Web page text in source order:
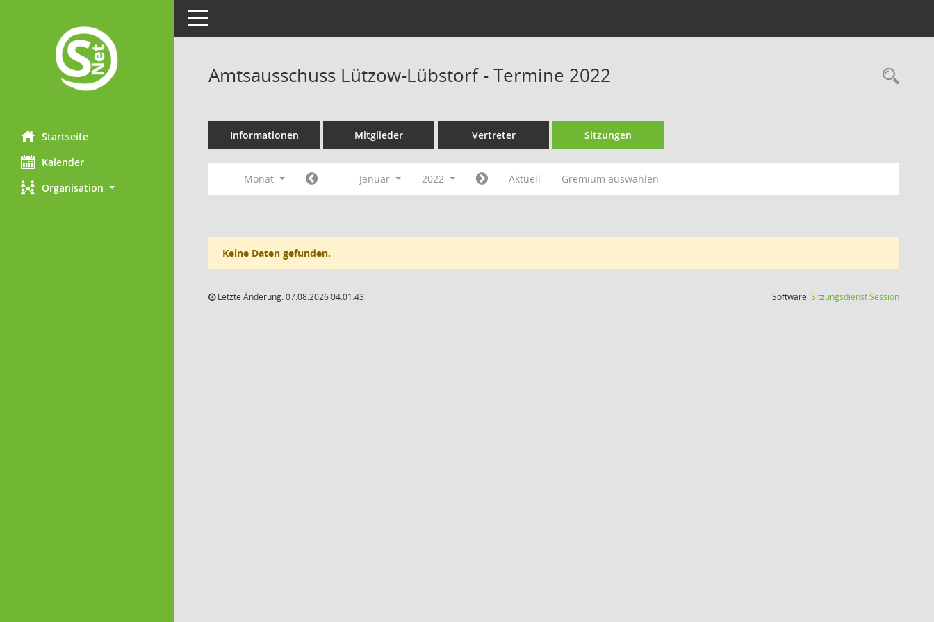
Startseite
Kalender
Organisation
Toggle navigation
Amtsausschuss Lützow-Lübstorf - Termine 2022
Informationen Mitglieder Vertreter Sitzungen
Monat Januar 2022 Aktuell Gremium auswählen
Keine Daten gefunden.
Letzte Änderung: 07.08.2026 04:01:43 Software:SitzungsdienstSession(Wird in